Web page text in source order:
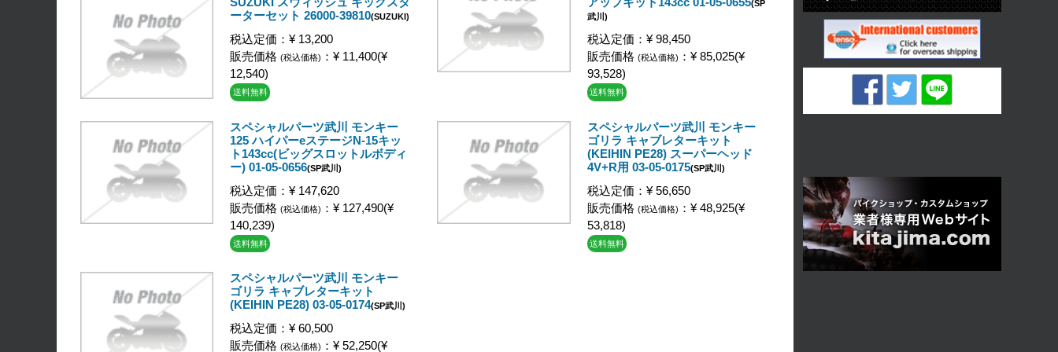
SUZUKI スウィッシュ キックスタ
ーターセット 26000-39810(SUZUKI)
税込定価：¥ 13,200
販売価格(税込価格) ：¥ 11,400(¥
12,540)
送料無料
アップキット143cc 01-05-0655(SP
武川)
税込定価：¥ 98,450
販売価格 (税込価格) ：¥ 85,025(¥
93,528)
送料無料
スペシャルパーツ武川 モンキー
125 ハイパーeステージN-15キッ
ト143cc(ビッグスロットルボディ
ー) 01-05-0656(SP武川)
税込定価：¥ 147,620
販売価格(税込価格) ：¥ 127,490(¥
140,239)
送料無料
スペシャルパーツ武川 モンキー
ゴリラ キャブレターキット
(KEIHIN PE28) スーパーヘッド
4V+R用 03-05-0175(SP武川)
税込定価：¥ 56,650
販売価格 (税込価格) ：¥ 48,925(¥
53,818)
送料無料
スペシャルパーツ武川 モンキー
ゴリラ キャブレターキット
(KEIHIN PE28) 03-05-0174(SP武川)
税込定価：¥ 60,500
販売価格(税込価格) ：¥ 52,250(¥